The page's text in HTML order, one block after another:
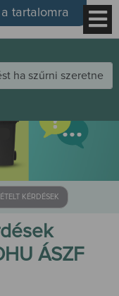
tartalomra
KÉRDÉSEK
ÁSZF